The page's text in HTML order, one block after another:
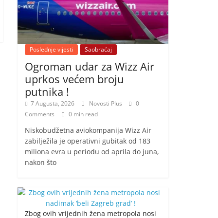
Poslednje vijesti Saobraćaj
Ogroman udar za Wizz Air
uprkos većem broju
putnika !
7 Augusta, 2026 Novosti Plus
0
Comments
0 min read
Niskobudžetna aviokompanija Wizz Air
zabilježila je operativni gubitak od 183
miliona evra u periodu od aprila do juna,
nakon što
Zbog ovih vrijednih žena metropola nosi